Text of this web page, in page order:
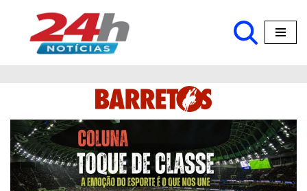
Pular